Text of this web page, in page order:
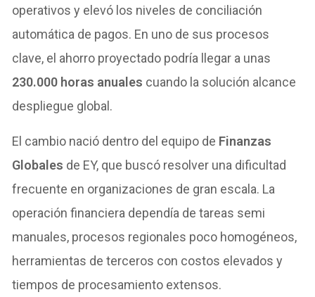
operativos y elevó los niveles de conciliación
automática de pagos. En uno de sus procesos
clave, el ahorro proyectado podría llegar a unas
230.000 horas anuales cuando la solución alcance
despliegue global.
El cambio nació dentro del equipo de Finanzas
Globales de EY, que buscó resolver una dificultad
frecuente en organizaciones de gran escala. La
operación financiera dependía de tareas semi
manuales, procesos regionales poco homogéneos,
herramientas de terceros con costos elevados y
tiempos de procesamiento extensos.